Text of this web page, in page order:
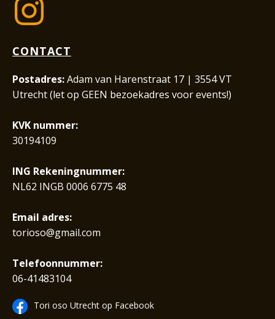
CONTACT
Postadres:Adam van Harenstraat 17 | 3554 VT
Utrecht (let op GEEN bezoekadres voor events!)
KVK nummer:
30194109
ING Rekeningnummer:
NL62 INGB 0006 6775 48
Email adres:
torioso@gmail.com
Telefoonnummer:
06-41483104
Tori oso Utrecht op Facebook